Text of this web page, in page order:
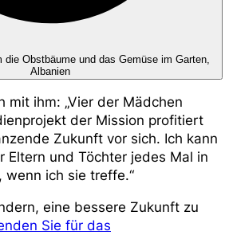
Obstbäume und das Gemüse im Garten,
Albanien
mit ihm: „Vier der Mädchen
der Mission profitiert
Zukunft vor sich. Ich kann
Eltern und Töchter jedes Mal in
wenn ich sie treffe.“
eine bessere Zukunft zu
Sie für das